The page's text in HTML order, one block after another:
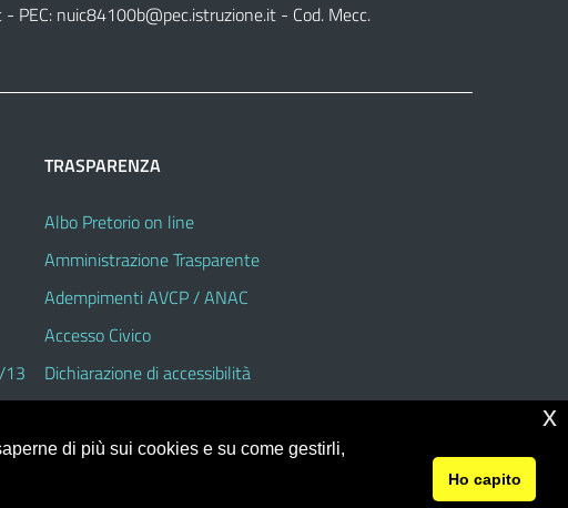
- PEC: nuic84100b@pec.istruzione.it- Cod. Mecc.
13
TRASPARENZA
Albo Pretorio on line
Amministrazione Trasparente
Adempimenti AVCP / ANAC
Accesso Civico
Dichiarazione di accessibilità
© 2026 Istituto Comprensivo Statale
di più sui cookies e su come gestirli,
Ho capito
x